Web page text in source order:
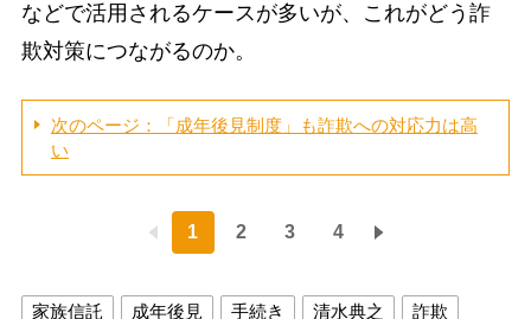
などで活用されるケースが多いが、これがどう詐
欺対策につながるのか。
次のページ：「成年後見制度」も詐欺への対応力は高
い
1 2 3 4
家族信託 成年後見 手続き 清水典之
詐欺